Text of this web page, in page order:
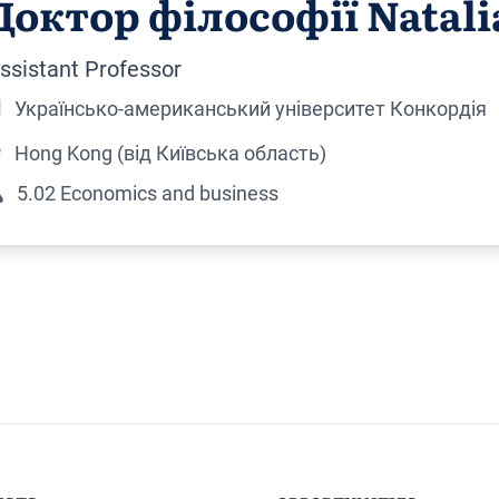
філософії
Professor
Українсько-американський університет Конкордія
Hong Kong (від Київська область)
5.02 Economics and business